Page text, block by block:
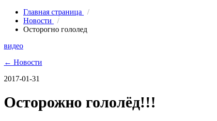
Главная страница
/
Новости
/
Осторогно гололед
видео
← Новости
2017-01-31
Осторожно гололёд!!!